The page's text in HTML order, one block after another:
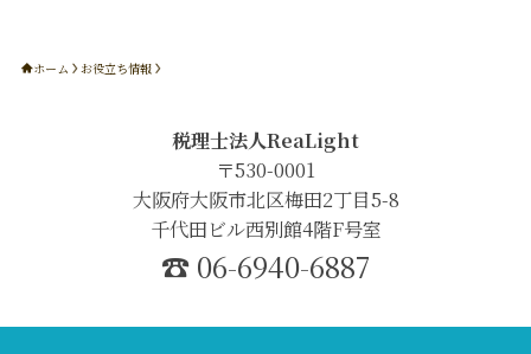
ホーム お役立ち情報
税理士法人ReaLight
〒530-0001
大阪府大阪市北区梅田2丁目5-8
千代田ビル西別館4階F号室
☎︎ 06-6940-6887